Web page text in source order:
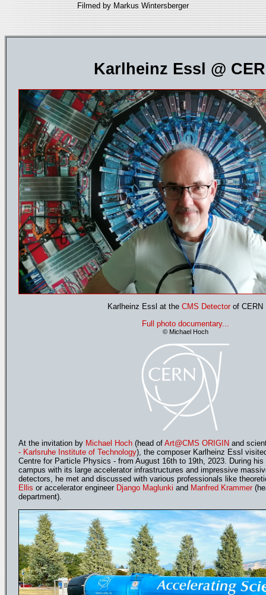
Filmed by Markus Wintersberger
Karlheinz Essl @
Karlheinz Essl at the CMS Detector of CERN
Full photo documentary...
© Michael Hoch
At the invitation by Michael Hoch (head of Art@CMS ORIGIN and
- Karlsruhe Institute of Technology), the composer Karlheinz Essl
Centre for Particle Physics - from August 16th to 19th, 2023. During
campus with its large accelerator infrastructures and impressive
detectors, he met and discussed with various professionals like
Ellis or accelerator engineer Django Maglunki and Manfred Krammer
department).